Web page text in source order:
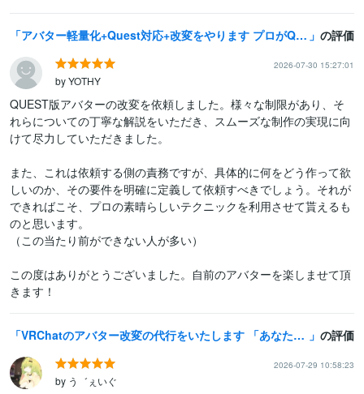
アバター軽量化+Quest対応+改変をやります プロがQuest対応、改変、アップロードまで！一気通貫！ の評価
2026-07-30 15:27:01
by YOTHY
QUEST版アバターの改変を依頼しました。様々な制限があり、そ
れらについての丁寧な解説をいただき、スムーズな制作の実現に向
けて尽力していただきました。
また、これは依頼する側の責務ですが、具体的に何をどう作って欲
しいのか、その要件を明確に定義して依頼すべきでしょう。それが
できればこそ、プロの素晴らしいテクニックを利用させて貰えるも
のと思います。
（この当たり前ができない人が多い）
この度はありがとうございました。自前のアバターを楽しませて頂
きます！
VRChatのアバター改変の代行をいたします 「あなたのなりたい姿」を叶えませんか？アバター改変お手伝い！ の評価
2026-07-29 10:58:23
by う゛ぇいぐ